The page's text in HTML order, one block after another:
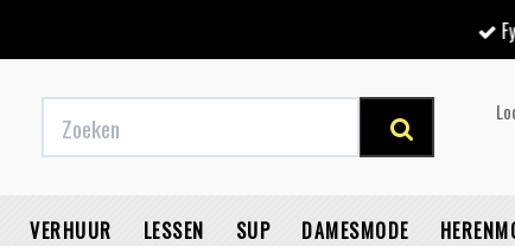
VERHUUR LESSEN SUP DAMESMODE